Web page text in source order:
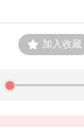
加入收藏